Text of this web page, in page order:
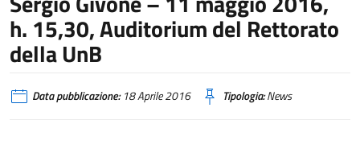
h. 15,30, Auditorium del Rettorato
della UnB
Data pubblicazione:18 Aprile 2016 Tipologia:News